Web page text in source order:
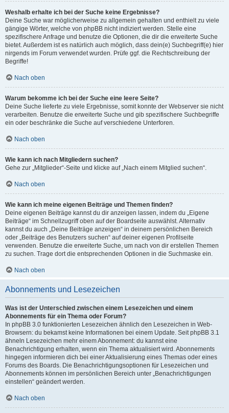
Weshalb erhalte ich bei der Suche keine Ergebnisse?
Deine Suche war möglicherweise zu allgemein gehalten und enthielt zu viele
gängige Wörter, welche von phpBB nicht indiziert werden. Stelle eine
spezifischere Anfrage und benutze die Optionen, die dir die erweiterte Suche
bietet. Außerdem ist es natürlich auch möglich, dass dein(e) Suchbegriff(e) hier
nirgends im Forum verwendet wurden. Prüfe ggf. die Rechtschreibung der
Begriffe!
Nach oben
Warum bekomme ich bei der Suche eine leere Seite?
Deine Suche lieferte zu viele Ergebnisse, somit konnte der Webserver sie nicht
verarbeiten. Benutze die erweiterte Suche und gib spezifischere Suchbegriffe
ein oder beschränke die Suche auf verschiedene Unterforen.
Nach oben
Wie kann ich nach Mitgliedern suchen?
Gehe zur „Mitglieder“-Seite und klicke auf „Nach einem Mitglied suchen“.
Nach oben
Wie kann ich meine eigenen Beiträge und Themen finden?
Deine eigenen Beiträge kannst du dir anzeigen lassen, indem du „Eigene
Beiträge“ im Schnellzugriff oben auf der Boardseite auswählst. Alternativ
kannst du auch „Deine Beiträge anzeigen“ in deinem persönlichen Bereich
oder „Beiträge des Benutzers suchen“ auf deiner eigenen Profilseite
verwenden. Benutze die erweiterte Suche, um nach von dir erstellen Themen
zu suchen. Trage dort die entsprechenden Optionen in die Suchmaske ein.
Nach oben
Abonnements und Lesezeichen
Was ist der Unterschied zwischen einem Lesezeichen und einem
Abonnements für ein Thema oder Forum?
In phpBB 3.0 funktionierten Lesezeichen ähnlich den Lesezeichen in Web-
Browsern: du bekamst keine Informationen bei einem Update. Seit phpBB 3.1
ähneln Lesezeichen mehr einem Abonnement: du kannst eine
Benachrichtigung erhalten, wenn ein Thema aktualisiert wird. Abonnements
hingegen informieren dich bei einer Aktualisierung eines Themas oder eines
Forums des Boards. Die Benachrichtigungsoptionen für Lesezeichen und
Abonnements können im persönlichen Bereich unter „Benachrichtigungen
einstellen“ geändert werden.
Nach oben